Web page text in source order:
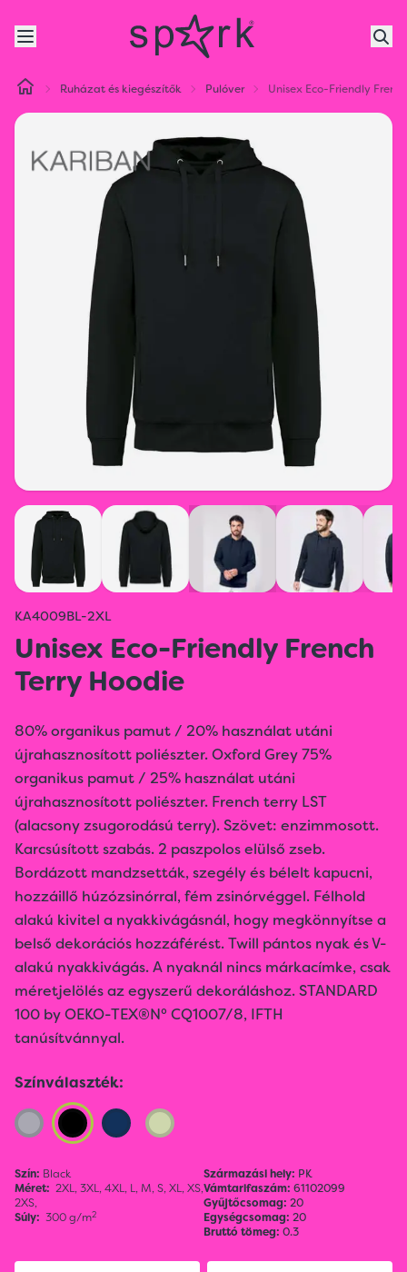
Ruházat és kiegészítők Pulóver Unisex Eco-Friendly
KA4009BL-2XL
Unisex Eco-Friendly French
Terry Hoodie
80% organikus pamut / 20% használat utáni
újrahasznosított poliészter. Oxford Grey 75%
organikus pamut / 25% használat utáni
újrahasznosított poliészter. French terry LST
(alacsony zsugorodású terry). Szövet: enzimmosott.
Karcsúsított szabás. 2 paszpolos elülső zseb.
Bordázott mandzsetták, szegély és bélelt kapucni,
hozzáillő húzózsinórral, fém zsinórvéggel. Félhold
alakú kivitel a nyakkivágásnál, hogy megkönnyítse a
belső dekorációs hozzáférést. Twill pántos nyak és V-
alakú nyakkivágás. A nyaknál nincs márkacímke, csak
méretjelölés az egyszerű dekoráláshoz. STANDARD
100 by OEKO-TEX®N° CQ1007/8, IFTH
tanúsítvánnyal.
Színválaszték:
Szín: Black
Méret: 2XL,3XL,4XL, L, M,S,XL,XS,
2XS,
Súly: 300 g/m2
Származási hely: PK
Vámtarifaszám: 61102099
Gyűjtőcsomag: 20
Egységcsomag: 20
Bruttó tömeg: 0.3